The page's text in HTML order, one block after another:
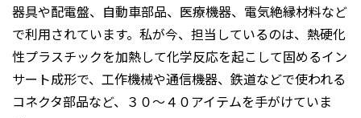
器具や配電盤、自動車部品、医療機器、電気絶縁材料など
で利用されています。私が今、担当しているのは、熱硬化
性プラスチックを加熱して化学反応を起こして固めるイン
サート成形で、工作機械や通信機器、鉄道などで使われる
コネクタ部品など、３０～４０アイテムを手がけていま